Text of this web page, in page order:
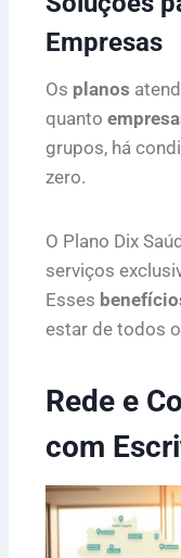
Empresas
Os planos
quanto
grupos, há
zero.
O Plano Dix
serviços
Esses
estar de todos
Rede e
com